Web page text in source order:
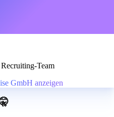
Team
GmbH anzeigen